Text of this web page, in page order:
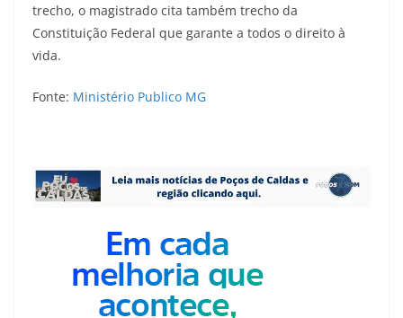
trecho, o magistrado cita também trecho da
Constituição Federal que garante a todos o direito à
vida.
Fonte: Ministério Publico MG